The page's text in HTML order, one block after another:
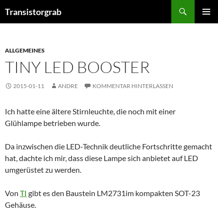
Inhalt
Transistorgrab
ALLGEMEINES
TINY LED BOOSTER
2015-01-11 ANDRE KOMMENTAR HINTERLASSEN
Ich hatte eine ältere Stirnleuchte, die noch mit einer
Glühlampe betrieben wurde.
Da inzwischen die LED-Technik deutliche Fortschritte gemacht
hat, dachte ich mir, dass diese Lampe sich anbietet auf LED
umgerüstet zu werden.
Von TI gibt es den Baustein LM2731im kompakten SOT-23
Gehäuse.